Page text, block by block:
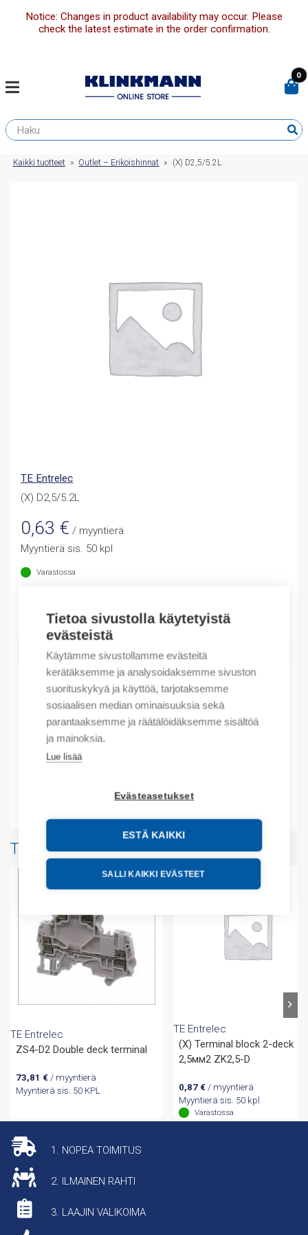
Tietoa sivustolla käytetyistä
evästeistä
Käytämme sivustollamme evästeitä
kerätäksemme ja analysoidaksemme sivuston
suorituskykyä ja käyttöä, tarjotaksemme
sosiaalisen median ominaisuuksia sekä
parantaaksemme ja räätälöidäksemme sisältöä
ja mainoksia.
Lue lisää
Evästeasetukset
ESTÄ KAIKKI
SALLI KAIKKI EVÄSTEET
Notice: Changes in product availability may occur. Please
check the latest estimate in the order confirmation.
0
Kaikki tuotteet » Outlet – Erikoishinnat » (X) D2,5/5.2L
TE Entrelec
(X) D2,5/5.2L
0,63 € / myyntierä
Myyntierä sis. 50 kpl
Varastossa
Määrä
LISÄÄ OSTOSKORIIN
Tuotekoodit
Tuotteen tullikoodi: 85369010
Tuotteita samalta valmistajalta
TE Entrelec
ZS4-D2 Double deck terminal
73,81 €/ myyntierä
Myyntierä sis. 50 KPL
TE Entrelec
(X) Terminal block 2-deck
2,5мм2 ZK2,5-D
0,87 € / myyntierä
Myyntierä sis. 50 kpl
Varastossa
1. NOPEA TOIMITUS
2. ILMAINEN RAHTI
3. LAAJIN VALIKOIMA